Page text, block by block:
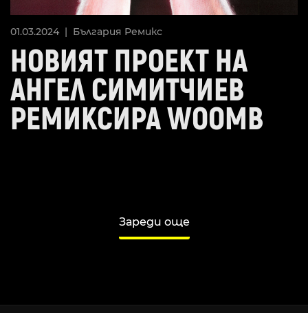
01.03.2024 | България Ремикс
НОВИЯТ ПРОЕКТ НА
АНГЕЛ СИМИТЧИЕВ
РЕМИКСИРА WOOMB
Зареди още